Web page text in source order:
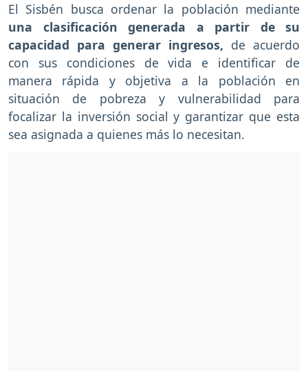
El Sisbén busca ordenar la población mediante
una clasificación generada a partir de su
capacidad para generar ingresos, de acuerdo
con sus condiciones de vida e identificar de
manera rápida y objetiva a la población en
situación de pobreza y vulnerabilidad para
focalizar la inversión social y garantizar que esta
sea asignada a quienes más lo necesitan.